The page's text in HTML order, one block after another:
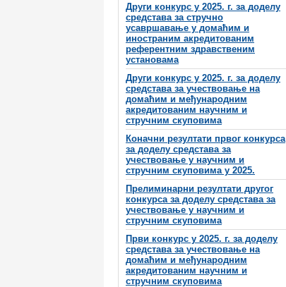
Други конкурс у 2025. г. за доделу
средстава за стручно
усавршавање у домаћим и
иностраним акредитованим
референтним здравственим
установама
Други конкурс у 2025. г. за доделу
средстава за учествовање на
домаћим и међународним
акредитованим научним и
стручним скуповима
Коначни резултати првог конкурса
за доделу средстава за
учествовање у научним и
стручним скуповима у 2025.
Прелиминарни резултати другог
конкурса за доделу средстава за
учествовање у научним и
стручним скуповима
Први конкурс у 2025. г. за доделу
средстава за учествовање на
домаћим и међународним
акредитованим научним и
стручним скуповима